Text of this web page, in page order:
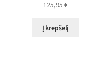
125,95 €
Į krepšelį